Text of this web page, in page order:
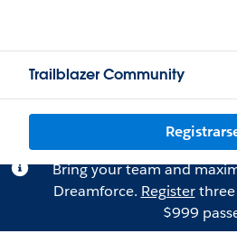
Trailblazer Community
Bring your team and
Dreamforce. Registerthree
$999